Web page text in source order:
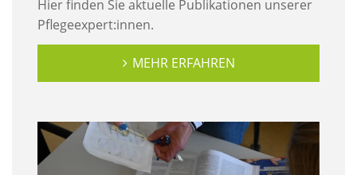
Hier finden Sie aktuelle Publikationen unserer
Pflegeexpert:innen.
MEHR ERFAHREN